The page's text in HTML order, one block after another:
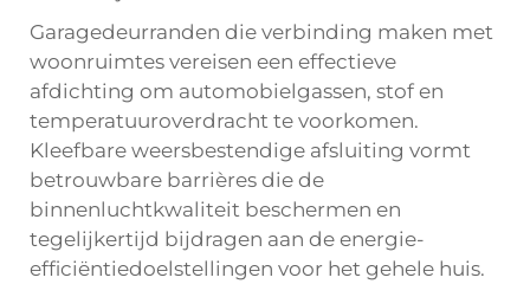
Garagedeurranden die verbinding maken met
woonruimtes vereisen een effectieve
afdichting om automobielgassen, stof en
temperatuuroverdracht te voorkomen.
Kleefbare weersbestendige afsluiting vormt
betrouwbare barrières die de
binnenluchtkwaliteit beschermen en
tegelijkertijd bijdragen aan de energie-
efficiëntiedoelstellingen voor het gehele huis.